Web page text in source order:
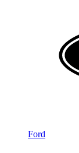
Ford